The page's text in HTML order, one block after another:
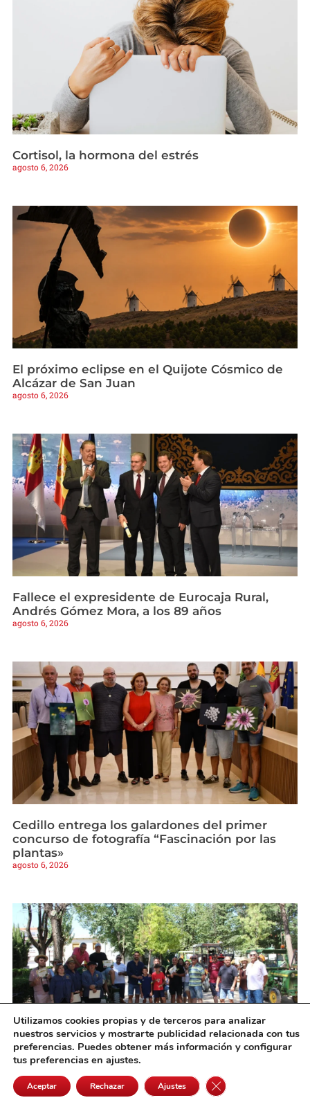
Cortisol, la hormona del estrés
agosto 6, 2026
El próximo eclipse en el Quijote Cósmico de
Alcázar de San Juan
agosto 6, 2026
Fallece el expresidente de Eurocaja Rural,
Andrés Gómez Mora, a los 89 años
agosto 6, 2026
Cedillo entrega los galardones del primer
concurso de fotografía “Fascinación por las
plantas»
agosto 6, 2026
Pedro Muñoz rinde homenaje a sus
agricultores con el tradicional almuerzo y
desfile de tractores antiguos
Utilizamos cookies propias y de terceros para analizar
nuestros servicios y mostrarte publicidad relacionada con tus
preferencias. Puedes obtener más información y configurar
tus preferencias en ajustes.
Aceptar Rechazar Ajustes Cerrar el banner de